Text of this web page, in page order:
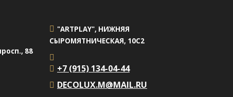
88
"ARTPLAY", НИЖНЯЯ
СЫРОМЯТНИЧЕСКАЯ, 10С2
+7 (915) 134-04-44
DECOLUX.M@MAIL.RU